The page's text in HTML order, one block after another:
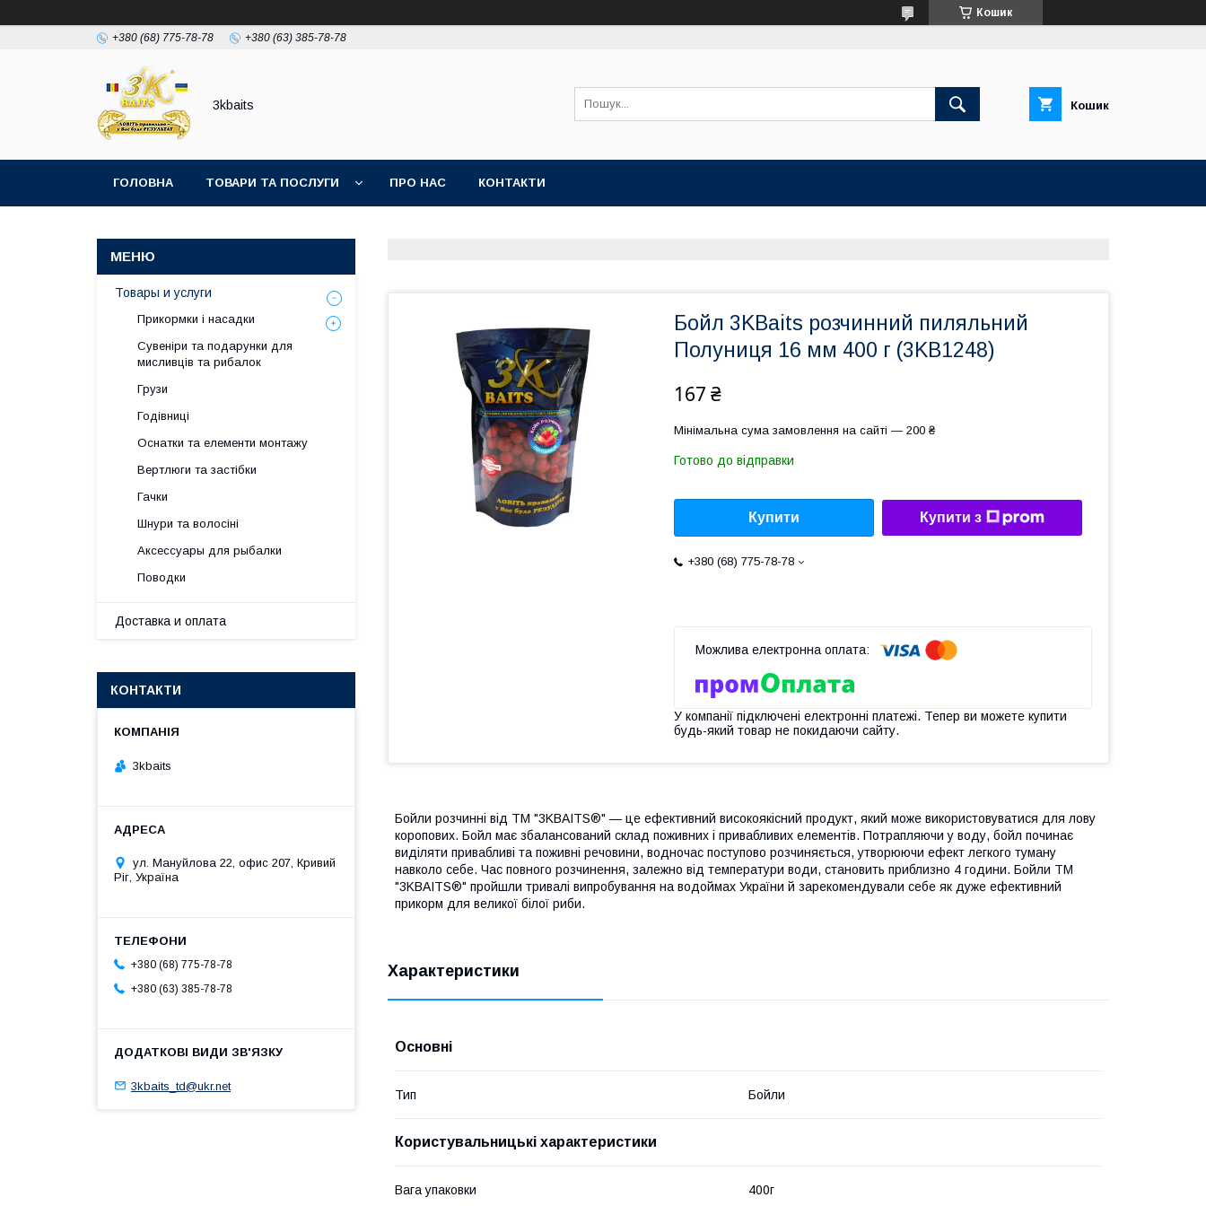
Кошик
+380 (68) 775-78-78 +380 (63) 385-78-78
3kbaits Кошик
ГОЛОВНА ТОВАРИ ТА ПОСЛУГИ ПРО НАС КОНТАКТИ
Бойл 3KBaits розчинний пиляльний
Полуниця 16 мм 400 г (3KB1248)
167 ₴
Мінімальна сума замовлення на сайті — 200 ₴
Готово до відправки
Купити Купити з
+380 (68) 775-78-78
У компанії підключені електронні платежі. Тепер ви можете купити
будь-який товар не покидаючи сайту.
Бойли розчинні від ТМ "3KBAITS®" — це ефективний високоякісний продукт, який може використовуватися для лову
коропових. Бойл має збалансований склад поживних і привабливих елементів. Потрапляючи у воду, бойл починає
виділяти привабливі та поживні речовини, водночас поступово розчиняється, утворюючи ефект легкого туману
навколо себе. Час повного розчинення, залежно від температури води, становить приблизно 4 години. Бойли ТМ
"3KBAITS®" пройшли тривалі випробування на водоймах України й зарекомендували себе як дуже ефективний
прикорм для великої білої риби.
Характеристики
Основні
Тип Бойли
Користувальницькі характеристики
Вага упаковки 400г
Товары и услуги
Прикормки і насадки
Сувеніри та подарунки для
мисливців та рибалок
Грузи
Годівниці
Оснатки та елементи монтажу
Вертлюги та застібки
Гачки
Шнури та волосіні
Аксессуары для рыбалки
Поводки
Доставка и оплата
КОНТАКТИ
3kbaits
ул. Мануйлова 22, офис 207, Кривий
Ріг, Україна
+380 (68) 775-78-78
+380 (63) 385-78-78
3kbaits_td@ukr.net